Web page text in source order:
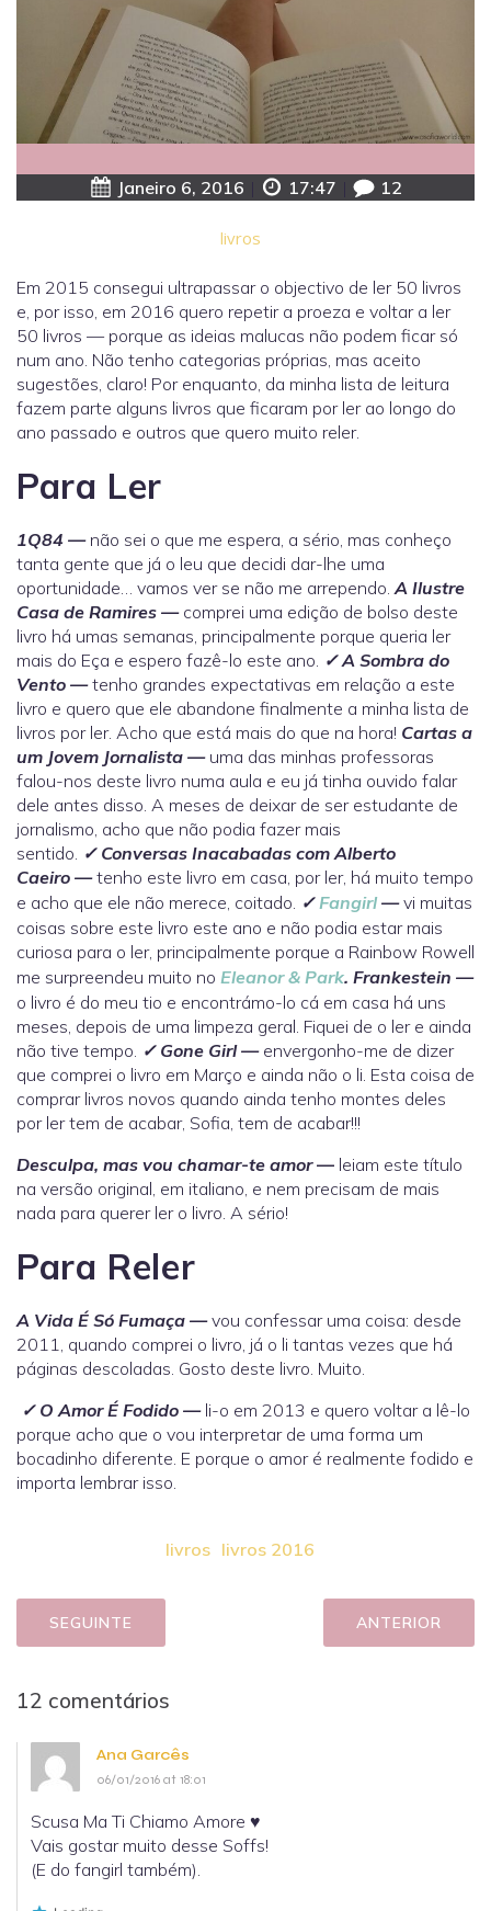
Janeiro 6, 2016 17:47 12
livros
Em 2015 consegui ultrapassar o objectivo de ler 50 livros
e, por isso, em 2016 quero repetir a proeza e voltar a ler
50 livros — porque as ideias malucas não podem ficar só
num ano. Não tenho categorias próprias, mas aceito
sugestões, claro! Por enquanto, da minha lista de leitura
fazem parte alguns livros que ficaram por ler ao longo do
ano passado e outros que quero muito reler.
Para Ler
1Q84 — não sei o que me espera, a sério, mas conheço
tanta gente que já o leu que decidi dar-lhe uma
oportunidade… vamos ver se não me arrependo.A Ilustre
Casa de Ramires — comprei uma edição de bolso deste
livro há umas semanas, principalmente porque queria ler
mais do Eça e espero fazê-lo este ano. ✓A Sombra do
Vento —tenho grandes expectativas em relação a este
livro e quero que ele abandone finalmente a minha lista de
livros por ler. Acho que está mais do que na hora! Cartas a
um Jovem Jornalista — uma das minhas professoras
falou-nos deste livro numa aula e eu já tinha ouvido falar
dele antes disso. A meses de deixar de ser estudante de
jornalismo, acho que não podia fazer mais
sentido. ✓ Conversas Inacabadas com Alberto
Caeiro —tenho este livro em casa, por ler, há muito tempo
e acho que ele não merece, coitado. ✓Fangirl—vi muitas
coisas sobre este livro este ano e não podia estar mais
curiosa para o ler, principalmente porque a Rainbow Rowell
me surpreendeu muito no Eleanor & Park. Frankestein —
o livro é do meu tio e encontrámo-lo cá em casa há uns
meses, depois de uma limpeza geral. Fiquei de o ler e ainda
não tive tempo. ✓ Gone Girl — envergonho-me de dizer
que comprei o livro em Março e ainda não o li. Esta coisa de
comprar livros novos quando ainda tenho montes deles
por ler tem de acabar, Sofia, tem de acabar!!!
Desculpa, mas vou chamar-te amor— leiam este título
na versão original, em italiano, e nem precisam de mais
nada para querer ler o livro. A sério!
Para Reler
A Vida É Só Fumaça —vou confessar uma coisa: desde
2011, quando comprei o livro, já o li tantas vezes que há
páginas descoladas. Gosto deste livro. Muito.
✓ O Amor É Fodido — li-o em 2013 e quero voltar a lê-lo
porque acho que o vou interpretar de uma forma um
bocadinho diferente. E porque o amor é realmente fodido e
importa lembrar isso.
livros livros 2016
SEGUINTE ANTERIOR
12 comentários
Ana Garcês
06/01/2016 at 18:01
Scusa Ma Ti Chiamo Amore ♥
Vais gostar muito desse Soffs!
(E do fangirl também).